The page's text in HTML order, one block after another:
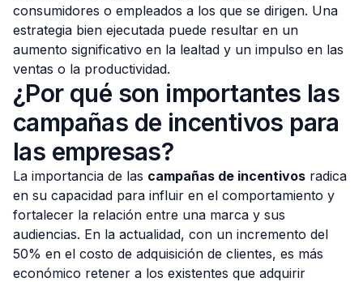
consumidores o empleados a los que se dirigen. Una
estrategia bien ejecutada puede resultar en un
aumento significativo en la lealtad y un impulso en las
ventas o la productividad.
¿Por qué son importantes las
campañas de incentivos para
las empresas?
La importancia de las campañas de incentivos radica
en su capacidad para influir en el comportamiento y
fortalecer la relación entre una marca y sus
audiencias. En la actualidad, con un incremento del
50% en el costo de adquisición de clientes, es más
económico retener a los existentes que adquirir